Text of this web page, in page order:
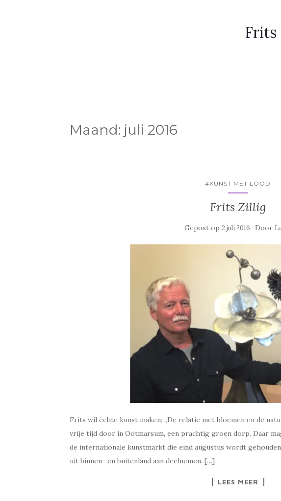
Frits
Maand: juli 2016
#KUNST MET LOOD
Frits Zillig
Gepost op2 juli 2016 Door
Frits wil èchte kunst maken: ,,De relatie met bloemen en de
vrije tijd door in Ootmarsum, een prachtig groen dorp. Daar
de internationale kunstmarkt die eind augustus wordt
uit binnen- en buitenland aan deelnemen. […]
LEES MEER